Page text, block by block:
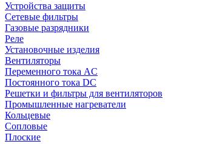
Устройства защиты
Сетевые фильтры
Газовые разрядники
Реле
Установочные изделия
Вентиляторы
Переменного тока AC
Постоянного тока DC
Решетки и фильтры для вентиляторов
Промышленные нагреватели
Кольцевые
Сопловые
Плоские